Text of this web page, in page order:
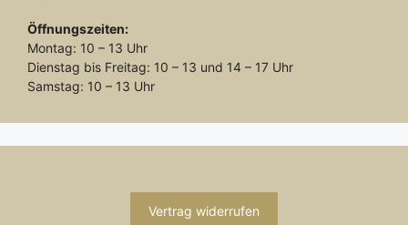
Öffnungszeiten:
Montag: 10 – 13 Uhr
Dienstag bis Freitag: 10 – 13 und 14 – 17 Uhr
Samstag: 10 – 13 Uhr
Vertrag widerrufen